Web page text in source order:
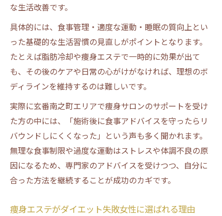
な生活改善です。
具体的には、食事管理・適度な運動・睡眠の質向上とい
った基礎的な生活習慣の見直しがポイントとなります。
たとえば脂肪冷却や痩身エステで一時的に効果が出て
も、その後のケアや日常の心がけがなければ、理想のボ
ディラインを維持するのは難しいです。
実際に玄番南之町エリアで痩身サロンのサポートを受け
た方の中には、「施術後に食事アドバイスを守ったらリ
バウンドしにくくなった」という声も多く聞かれます。
無理な食事制限や過度な運動はストレスや体調不良の原
因になるため、専門家のアドバイスを受けつつ、自分に
合った方法を継続することが成功のカギです。
痩身エステがダイエット失敗女性に選ばれる理由